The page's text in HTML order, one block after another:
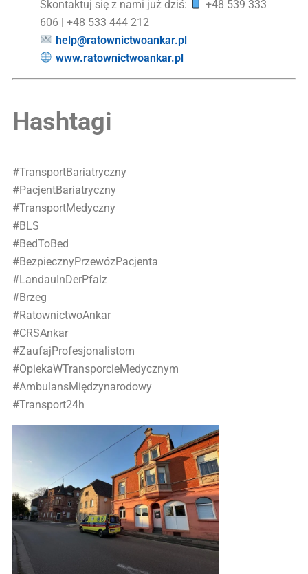
Skontaktuj się z nami już dziś:
+48 539 333
606 | +48 533 444 212
help@ratownictwoankar.pl
www.ratownictwoankar.pl
Hashtagi
#TransportBariatryczny
#PacjentBariatryczny
#TransportMedyczny
#BLS
#BedToBed
#BezpiecznyPrzewózPacjenta
#LandauInDerPfalz
#Brzeg
#RatownictwoAnkar
#CRSAnkar
#ZaufajProfesjonalistom
#OpiekaWTransporcieMedycznym
#AmbulansMiędzynarodowy
#Transport24h